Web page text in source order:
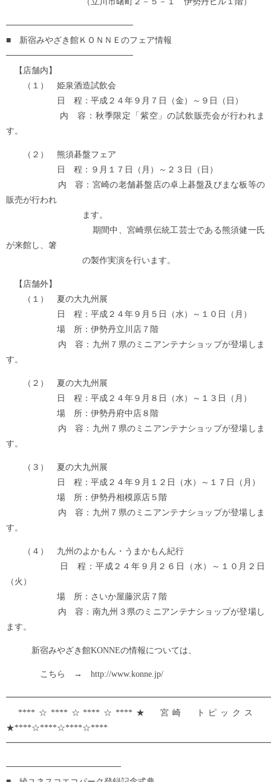
─────────────────────
■ 新宿みやざき館ＫＯＮＮＥのフェア情報
─────────────────────
【店舗内】
（１） 姫泉酒造試飲会
日 程：平成２４年９月７日（金）～９日（日）
内 容：秋季限定「紫空」の試飲販売会が行われま
す。
（２） 熊須碁盤フェア
日 程：９月１７日（月）～２３日（日）
内 容：宮崎の老舗碁盤店の卓上碁盤及びまな板等の
販売が行われ
ます。
期間中、宮崎県伝統工芸士である熊須健一氏
が来館し、箸
の製作実演を行います。
【店舗外】
（１） 夏の大九州展
日 程：平成２４年９月５日（水）～１０日（月）
場 所：伊勢丹立川店７階
内 容：九州７県のミニアンテナショップが登場しま
す。
（２） 夏の大九州展
日 程：平成２４年９月８日（水）～１３日（月）
場 所：伊勢丹府中店８階
内 容：九州７県のミニアンテナショップが登場しま
す。
（３） 夏の大九州展
日 程：平成２４年９月１２日（水）～１７日（月）
場 所：伊勢丹相模原店５階
内 容：九州７県のミニアンテナショップが登場しま
す。
（４） 九州のよかもん・うまかもん紀行
日 程：平成２４年９月２６日（水）～１０月２日
（火）
場 所：さいか屋藤沢店７階
内 容：南九州３県のミニアンテナショップが登場し
ます。
新宿みやざき館KONNEの情報については、
こちら → http://www.konne.jp/
****☆****☆****☆****★ 宮崎 トピックス
★****☆****☆****☆****
───────────────────